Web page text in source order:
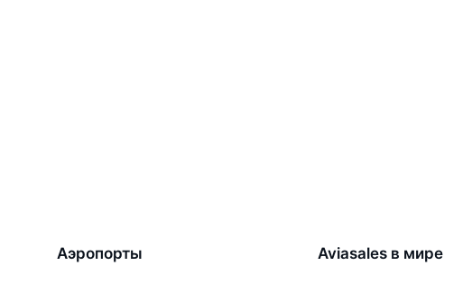
Аэропорты Aviasales в мире